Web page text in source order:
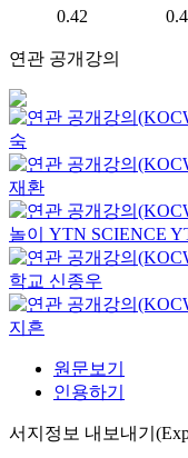
0.42
연관 공개강의
숙
재환
놀이
YTN SCIENCE
학교 신종우
지흔
원문보기
인용하기
서지정보 내보내기